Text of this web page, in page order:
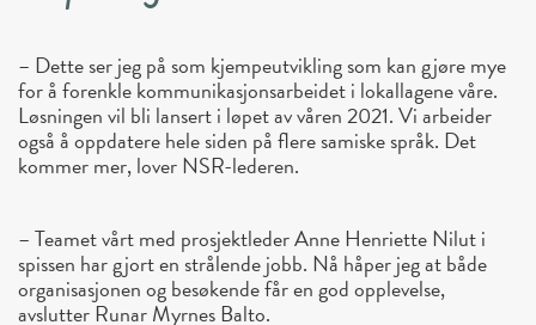
– Dette ser jeg på som kjempeutvikling som kan gjøre mye
for å forenkle kommunikasjonsarbeidet i lokallagene våre.
Løsningen vil bli lansert i løpet av våren 2021. Vi arbeider
også å oppdatere hele siden på flere samiske språk. Det
kommer mer, lover NSR-lederen.
– Teamet vårt med prosjektleder Anne Henriette Nilut i
spissen har gjort en strålende jobb. Nå håper jeg at både
organisasjonen og besøkende får en god opplevelse,
avslutter Runar Myrnes Balto.